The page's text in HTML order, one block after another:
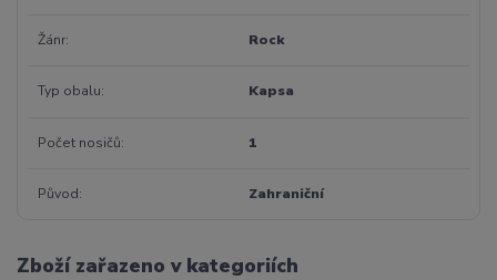
Žánr Rock
Typ obalu Kapsa
Počet nosičů 1
Původ Zahraniční
Zboží zařazeno v kategoriích